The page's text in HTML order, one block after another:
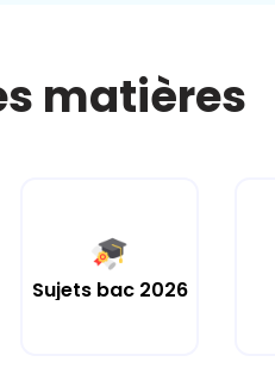
matières
Sujets bac 2026